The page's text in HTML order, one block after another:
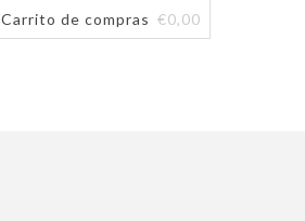
Carrito de compras €0,00